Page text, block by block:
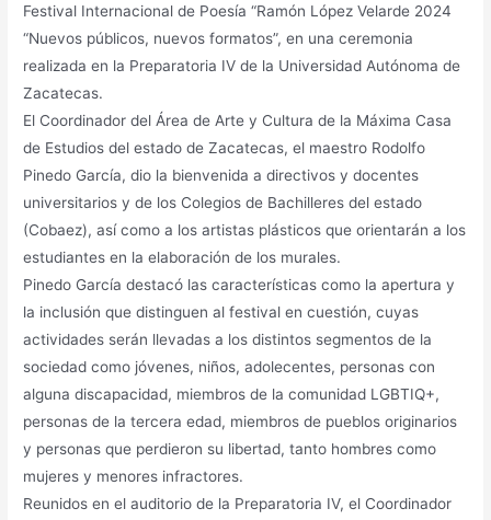
Festival Internacional de Poesía “Ramón López Velarde 2024
“Nuevos públicos, nuevos formatos”, en una ceremonia
realizada en la Preparatoria IV de la Universidad Autónoma de
Zacatecas.
El Coordinador del Área de Arte y Cultura de la Máxima Casa
de Estudios del estado de Zacatecas, el maestro Rodolfo
Pinedo García, dio la bienvenida a directivos y docentes
universitarios y de los Colegios de Bachilleres del estado
(Cobaez), así como a los artistas plásticos que orientarán a los
estudiantes en la elaboración de los murales.
Pinedo García destacó las características como la apertura y
la inclusión que distinguen al festival en cuestión, cuyas
actividades serán llevadas a los distintos segmentos de la
sociedad como jóvenes, niños, adolecentes, personas con
alguna discapacidad, miembros de la comunidad LGBTIQ+,
personas de la tercera edad, miembros de pueblos originarios
y personas que perdieron su libertad, tanto hombres como
mujeres y menores infractores.
Reunidos en el auditorio de la Preparatoria IV, el Coordinador